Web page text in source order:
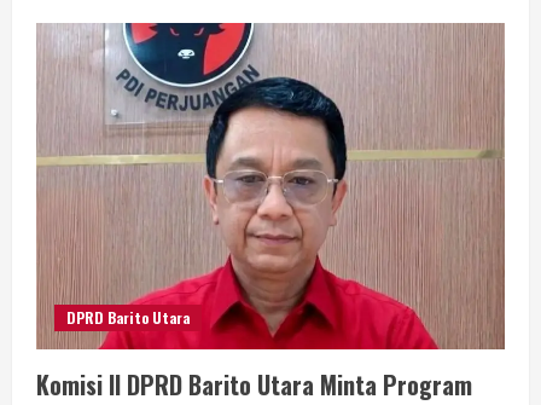
DPRD Barito Utara
Komisi II DPRD Barito Utara Minta Program